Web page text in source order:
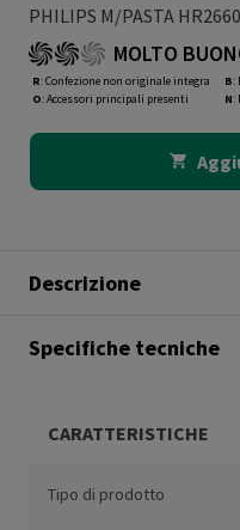
PHILIPS M/PASTA HR2660
MOLTO
R: Confezione non originale integra
O: Accessori principali presenti
B:
N:
Descrizione
Specifiche tecniche
CARATTERISTICHE
Tipo di prodotto